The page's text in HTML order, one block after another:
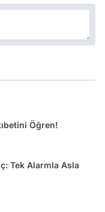
Öğren!
Tek Alarmla Asla